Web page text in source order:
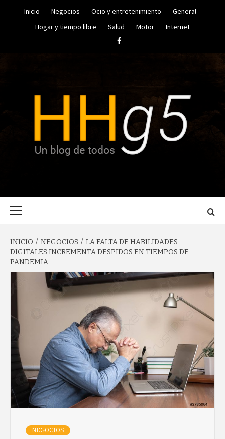
Inicio Negocios Ocio y entretenimiento
General
Hogar y tiempo libre
Salud Motor
Internet
Facebook
GARCÍA'S
BLOG
INICIO NEGOCIOS
LA FALTA DE HABILIDADES
DIGITALES INCREMENTA DESPIDOS EN TIEMPOS DE
PANDEMIA
NEGOCIOS